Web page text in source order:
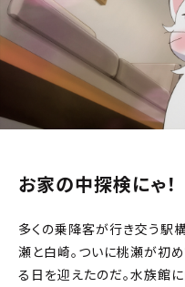
お家の中探検にゃ！
多くの乗降客が行き交う駅
瀬と白崎。ついに桃瀬が初
る日を迎えたのだ。水族館